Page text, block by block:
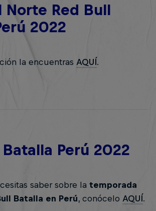
Norte Red Bull
2022
la encuentras AQUÍ.
Perú 2022
saber sobre la temporada
Batalla en Perú, conócelo AQUÍ.